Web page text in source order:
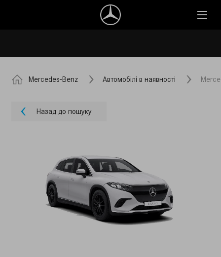
Mercedes-Benz Автомобілі в наявності
Назад до пошуку